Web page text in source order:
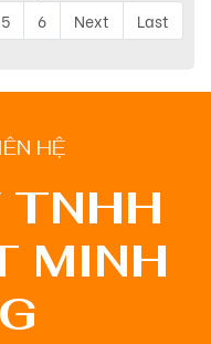
5 6 Next Last
HỆ
TNHH
MINH